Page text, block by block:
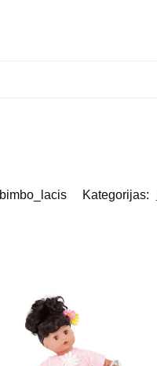
bimbo_lacis Kategorijas: